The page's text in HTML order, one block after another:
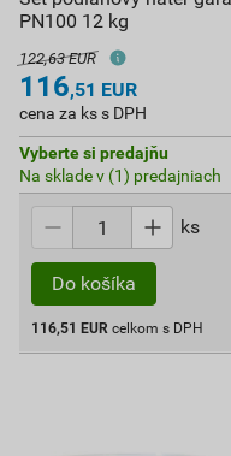
PN100 12 kg
122,63 EUR
116,51 EUR
cena za ks s DPH
Vyberte si predajňu
Na sklade v (1) predajniach
ks
Do košíka
116,51 EUR celkom s DPH